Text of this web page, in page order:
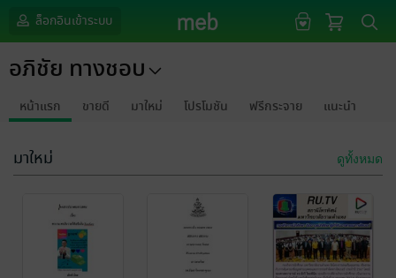
ล็อกอินเข้าระบบ
อภิชัย ทางชอบ
หน้าแรก ขายดี มาใหม่ โปรโมชัน ฟรีกระจาย แนะนำ
มาใหม่ ดูทั้งหมด